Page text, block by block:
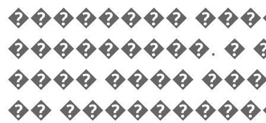
��������
���������. �
���� ����
��